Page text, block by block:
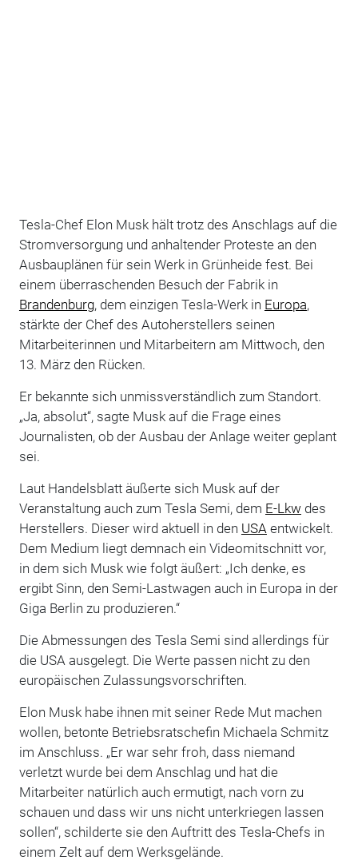
Tesla-Chef Elon Musk hält trotz des Anschlags auf die
Stromversorgung und anhaltender Proteste an den
Ausbauplänen für sein Werk in Grünheide fest. Bei
einem überraschenden Besuch der Fabrik in
Brandenburg, dem einzigen Tesla-Werk in Europa,
stärkte der Chef des Autoherstellers seinen
Mitarbeiterinnen und Mitarbeitern am Mittwoch, den
13. März den Rücken.
Er bekannte sich unmissverständlich zum Standort.
„Ja, absolut“, sagte Musk auf die Frage eines
Journalisten, ob der Ausbau der Anlage weiter geplant
sei.
Laut Handelsblatt äußerte sich Musk auf der
Veranstaltung auch zum Tesla Semi, dem E-Lkw des
Herstellers. Dieser wird aktuell in den USAentwickelt.
Dem Medium liegt demnach ein Videomitschnitt vor,
in dem sich Musk wie folgt äußert: „Ich denke, es
ergibt Sinn, den Semi-Lastwagen auch in Europa in der
Giga Berlin zu produzieren.“
Die Abmessungen des Tesla Semi sind allerdings für
die USA ausgelegt. Die Werte passen nicht zu den
europäischen Zulassungsvorschriften.
Elon Musk habe ihnen mit seiner Rede Mut machen
wollen, betonte Betriebsratschefin Michaela Schmitz
im Anschluss. „Er war sehr froh, dass niemand
verletzt wurde bei dem Anschlag und hat die
Mitarbeiter natürlich auch ermutigt, nach vorn zu
schauen und dass wir uns nicht unterkriegen lassen
sollen“, schilderte sie den Auftritt des Tesla-Chefs in
einem Zelt auf dem Werksgelände.